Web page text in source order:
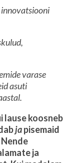
innovatsiooni
varase
asuti
lause koosneb
japisemaid
ja